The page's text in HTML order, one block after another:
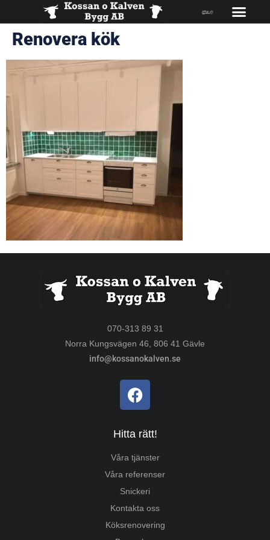
Renovera kök
070-313 89 31
Norra Kungsvägen 46, 806 41 Gävle
info@kossanokalven.se
Hitta rätt!
Våra tjänster
Våra referenser
Snickeri
Kontakta oss
Köksrenovering